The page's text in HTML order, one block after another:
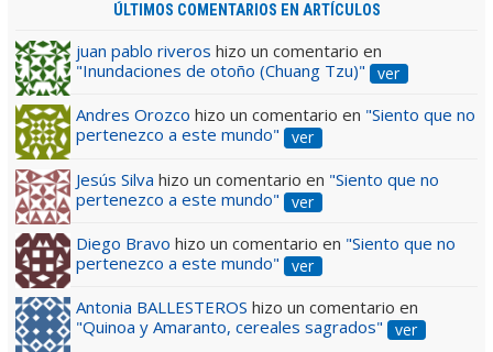
ÚLTIMOS COMENTARIOS EN ARTÍCULOS
juan pablo riveros hizo un comentario en
"Inundaciones de otoño (Chuang Tzu)"
ver
Andres Orozco hizo un comentario en "Siento que no
pertenezco a este mundo"
ver
Jesús Silva hizo un comentario en "Siento que no
pertenezco a este mundo"
ver
Diego Bravo hizo un comentario en "Siento que no
pertenezco a este mundo"
ver
Antonia BALLESTEROS hizo un comentario en
"Quinoa y Amaranto, cereales sagrados"
ver